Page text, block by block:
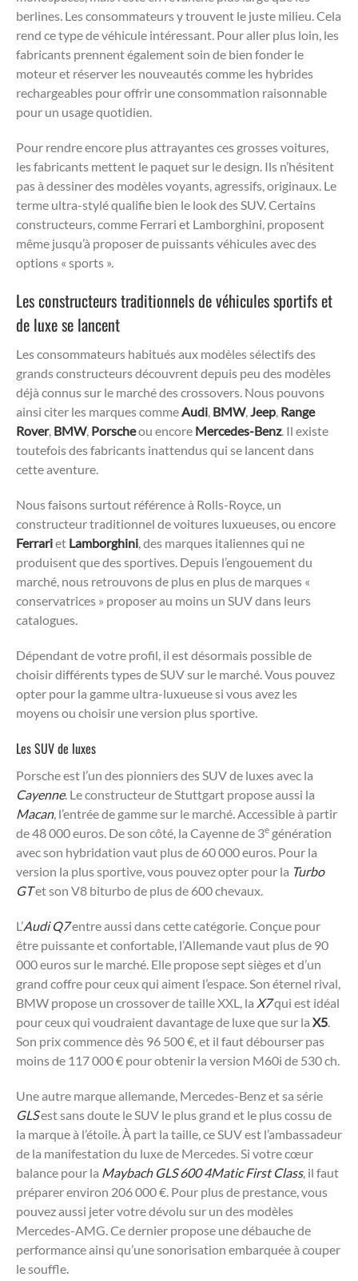
berlines. Les consommateurs y trouvent le juste milieu. Cela
rend ce type de véhicule intéressant. Pour aller plus loin, les
fabricants prennent également soin de bien fonder le
moteur et réserver les nouveautés comme les hybrides
rechargeables pour offrir une consommation raisonnable
pour un usage quotidien.
Pour rendre encore plus attrayantes ces grosses voitures,
les fabricants mettent le paquet sur le design. Ils n’hésitent
pas à dessiner des modèles voyants, agressifs, originaux. Le
terme ultra-stylé qualifie bien le look des SUV. Certains
constructeurs, comme Ferrari et Lamborghini, proposent
même jusqu’à proposer de puissants véhicules avec des
options « sports ».
Les constructeurs traditionnels de véhicules sportifs et
de luxe se lancent
Les consommateurs habitués aux modèles sélectifs des
grands constructeurs découvrent depuis peu des modèles
déjà connus sur le marché des crossovers. Nous pouvons
ainsi citer les marques commeAudi, BMW,Jeep, Range
Rover, BMW, Porscheou encore Mercedes-Benz. Il existe
toutefois des fabricants inattendus qui se lancent dans
cette aventure.
Nous faisons surtout référence à Rolls-Royce, un
constructeur traditionnel de voitures luxueuses, ou encore
Ferrariet Lamborghini, des marques italiennes qui ne
produisent que des sportives. Depuis l’engouement du
marché, nous retrouvons de plus en plus de marques «
conservatrices » proposer au moins un SUV dans leurs
catalogues.
Dépendant de votre profil, il est désormais possible de
choisir différents types de SUV sur le marché. Vous pouvez
opter pour la gamme ultra-luxueuse si vous avez les
moyens ou choisir une version plus sportive.
Les SUV de luxes
Porsche est l’un des pionniers des SUV de luxes avec la
Cayenne. Le constructeur de Stuttgart propose aussi la
Macan, l’entrée de gamme sur le marché. Accessible à partir
de 48 000 euros. De son côté, la Cayenne de 3e génération
avec son hybridation vaut plus de 60 000 euros. Pour la
version la plus sportive, vous pouvez opter pour la Turbo
GTet son V8 biturbo de plus de 600 chevaux.
L’Audi Q7entre aussi dans cette catégorie. Conçue pour
être puissante et confortable, l’Allemande vaut plus de 90
000 euros sur le marché. Elle propose sept sièges et d’un
grand coffre pour ceux qui aiment l’espace. Son éternel rival,
BMW propose un crossover de taille XXL, la X7qui est idéal
pour ceux qui voudraient davantage de luxe que sur la X5.
Son prix commence dès 96 500 €, et il faut débourser pas
moins de 117 000 € pour obtenir la version M60i de 530 ch.
Une autre marque allemande, Mercedes-Benz et sa série
GLSest sans doute le SUV le plus grand et le plus cossu de
la marque à l’étoile. À part la taille, ce SUV est l’ambassadeur
de la manifestation du luxe de Mercedes. Si votre cœur
balance pour la Maybach GLS 600 4Matic First Class, il faut
préparer environ 206 000 €. Pour plus de prestance, vous
pouvez aussi jeter votre dévolu sur un des modèles
Mercedes-AMG. Ce dernier propose une débauche de
performance ainsi qu’une sonorisation embarquée à couper
le souffle.